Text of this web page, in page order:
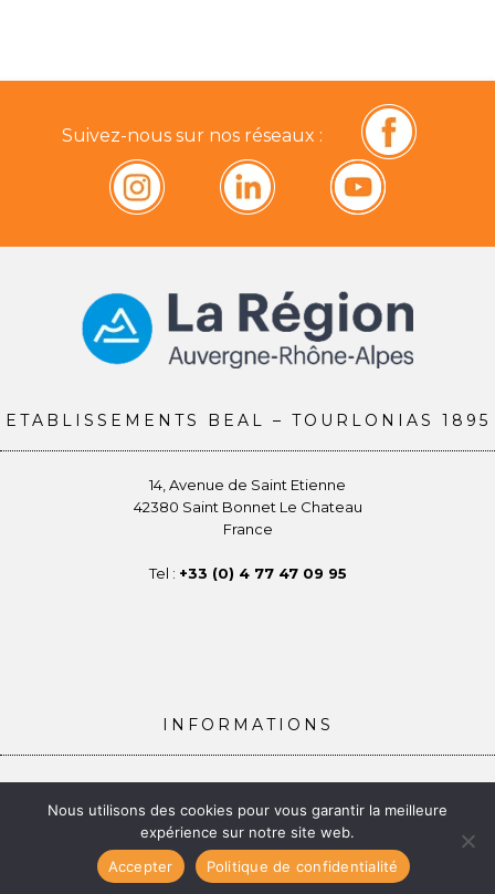
Suivez-nous sur nos réseaux :
ETABLISSEMENTS BEAL – TOURLONIAS 1895
14, Avenue de Saint Etienne
42380 Saint Bonnet Le Chateau
France
Tel : +33 (0) 4 77 47 09 95
INFORMATIONS
Politique de confidentialité
Gestion des Cookies
Mentions légales
Nous utilisons des cookies pour vous garantir la meilleure
expérience sur notre site web.
Accepter
Politique de confidentialité